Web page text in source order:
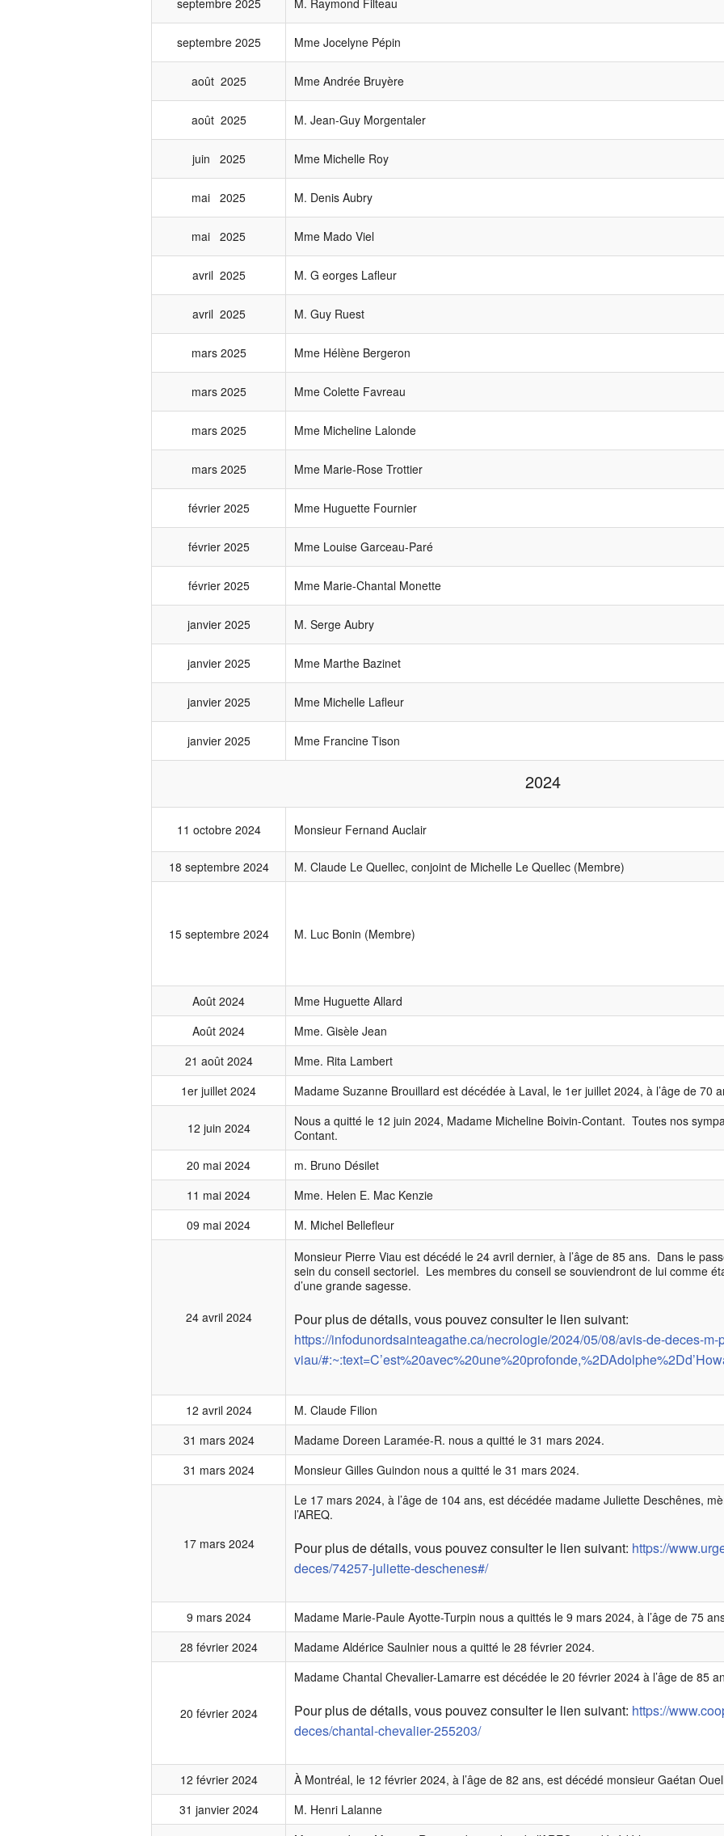
septembre 2025 M. Raymond Filteau
septembre 2025 Mme Jocelyne Pépin
août 2025 Mme Andrée Bruyère
août 2025 M. Jean-Guy Morgentaler
juin 2025 Mme Michelle Roy
mai 2025 M. Denis Aubry
mai 2025 Mme Mado Viel
avril 2025 M. G eorges Lafleur
avril 2025 M. Guy Ruest
mars 2025 Mme Hélène Bergeron
mars 2025 Mme Colette Favreau
mars 2025 Mme Micheline Lalonde
mars 2025 Mme Marie-Rose Trottier
février 2025 Mme Huguette Fournier
février 2025 Mme Louise Garceau-Paré
février 2025 Mme Marie-Chantal Monette
janvier 2025 M. Serge Aubry
janvier 2025 Mme Marthe Bazinet
janvier 2025 Mme Michelle Lafleur
janvier 2025 Mme Francine Tison
2024
11 octobre 2024 Monsieur Fernand Auclair
18 septembre 2024 M. Claude Le Quellec, conjoint de Michelle Le Quellec (Membre)
15 septembre 2024 M. Luc Bonin (Membre)
Août 2024
Mme Huguette Allard
Août 2024
Mme. Gisèle Jean
21 août 2024
Mme. Rita Lambert
1er juillet 2024
Madame Suzanne Brouillard est décédée à Laval, le 1er juillet 2024, à l’âge de 70
12 juin 2024
Nous a quitté le 12 juin 2024, Madame Micheline Boivin-Contant. Toutes nos
Contant.
20 mai 2024
m. Bruno Désilet
11 mai 2024
Mme. Helen E. Mac Kenzie
09 mai 2024
M. Michel Bellefleur
24 avril 2024
Monsieur Pierre Viau est décédé le 24 avril dernier, à l’âge de 85 ans. Dans le
sein du conseil sectoriel. Les membres du conseil se souviendront de lui comme
d’une grande sagesse.
Pour plus de détails, vous pouvez consulter le lien suivant:
https://infodunordsainteagathe.ca/necrologie/2024/05/08/avis-de-deces-m-
viau/
12 avril 2024
M. Claude Filion
31 mars 2024
Madame Doreen Laramée-R. nous a quitté le 31 mars 2024.
31 mars 2024
Monsieur Gilles Guindon nous a quitté le 31 mars 2024.
17 mars 2024
Le 17 mars 2024, à l’âge de 104 ans, est décédée madame Juliette Deschênes,
l’AREQ.
Pour plus de détails, vous pouvez consulter le lien suivant: https://
deces/74257-juliette-deschenes#/
9 mars 2024
Madame Marie-Paule Ayotte-Turpin nous a quittés le 9 mars 2024, à l’âge de 75
28 février 2024
Madame Aldérice Saulnier nous a quitté le 28 février 2024.
20 février 2024
Madame Chantal Chevalier-Lamarre est décédée le 20 février 2024 à l’âge de 85
Pour plus de détails, vous pouvez consulter le lien suivant: https://
deces/chantal-chevalier-255203/
12 février 2024
À Montréal, le 12 février 2024, à l’âge de 82 ans, est décédé monsieur Gaétan
31 janvier 2024
M. Henri Lalanne